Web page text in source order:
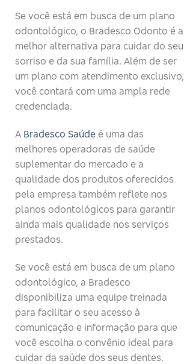
Se você está em busca de um plano
odontológico, o Bradesco Odonto é a
melhor alternativa para cuidar do seu
sorriso e da sua família. Além de ser
um plano com atendimento exclusivo,
você contará com uma ampla rede
credenciada.
A Bradesco Saúde é uma das
melhores operadoras de saúde
suplementar do mercado e a
qualidade dos produtos oferecidos
pela empresa também reflete nos
planos odontológicos para garantir
ainda mais qualidade nos serviços
prestados.
Se você está em busca de um plano
odontológico, a Bradesco
disponibiliza uma equipe treinada
para facilitar o seu acesso à
comunicação e informação para que
você escolha o convênio ideal para
cuidar da saúde dos seus dentes.